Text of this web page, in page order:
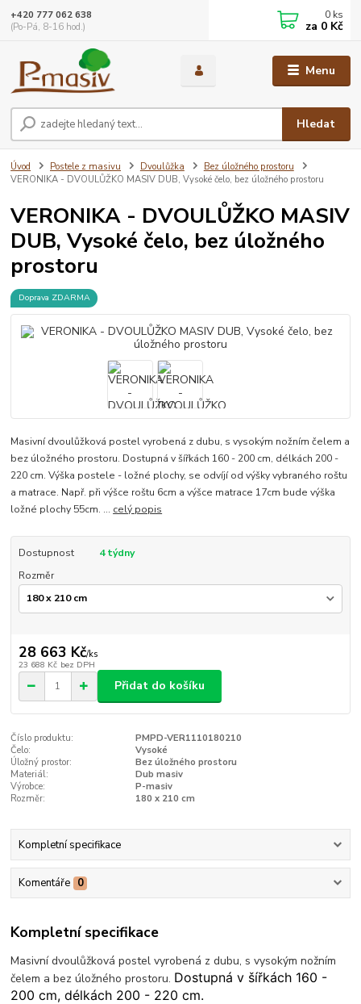
Menu
Hledat
+420 777 062 638
(Po-Pá, 8-16 hod.)
0 ks
za 0 Kč
Úvod Postele z masivu Dvoulůžka
Bez úložného prostoru
VERONIKA - DVOULŮŽKO MASIV DUB, Vysoké čelo, bez úložného prostoru
VERONIKA - DVOULŮŽKO MASIV
DUB, Vysoké čelo, bez úložného
prostoru
Doprava ZDARMA
Masivní dvoulůžková postel vyrobená z dubu, s vysokým nožním čelem a
bez úložného prostoru. Dostupná v šířkách 160 - 200 cm, délkách 200 -
220 cm. Výška postele - ložné plochy, se odvíjí od výšky vybraného roštu
a matrace. Např. při výšce roštu 6cm a výšce matrace 17cm bude výška
ložné plochy 55cm. ... celý popis
Dostupnost
4 týdny
Rozměr
28 663 Kč/ks
23 688 Kč bez DPH
Přidat do košíku
Číslo produktu:
PMPD-VER1110180210
Čelo:
Vysoké
Úložný prostor:
Bez úložného prostoru
Materiál:
Dub masiv
Výrobce:
P-masiv
Rozměr:
180 x 210 cm
Kompletní specifikace
Komentáře 0
Kompletní specifikace
Masivní dvoulůžková postel vyrobená z dubu, s vysokým nožním
čelem a bez úložného prostoru. Dostupná v šířkách 160 -
200 cm, délkách 200 - 220 cm.